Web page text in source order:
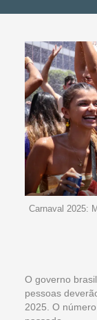
Carnaval 2025:
O governo
pessoas
2025. O